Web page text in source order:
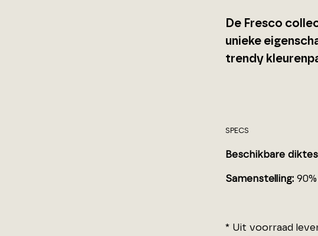
De Fresco
unieke
trendy
SPECS
Beschikbare
Samenstelling:
* Uit voorraad